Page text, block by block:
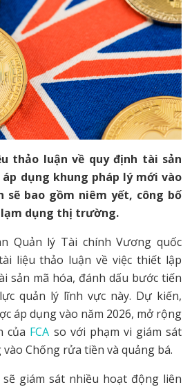
thảo luận về quy định tài sản
dụng khung pháp lý mới vào
sẽ bao gồm niêm yết, công bố
dụng thị trường.
Quản lý Tài chính Vương quốc
liệu thảo luận về việc thiết lập
sản mã hóa, đánh dấu bước tiến
quản lý lĩnh vực này. Dự kiến,
áp dụng vào năm 2026, mở rộng
của FCA so với phạm vi giám sát
Chống rửa tiền và quảng bá.
sẽ giám sát nhiều hoạt động liên